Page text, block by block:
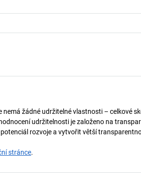
žádné udržitelné vlastnosti – celkové
udržitelnosti je založeno na
rozvoje a vytvořit větší
stránce.